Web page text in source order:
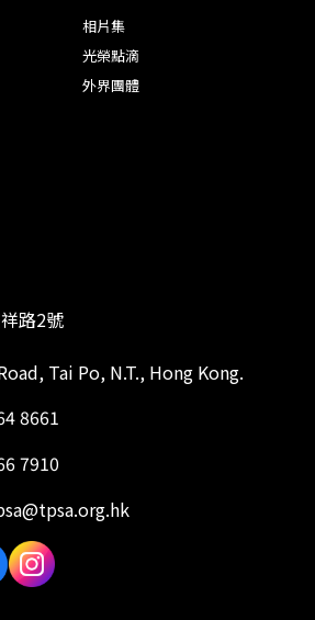
相片集
光榮點滴
外界團體
路2號
Tai Po, N.T., Hong Kong.
8661
7910